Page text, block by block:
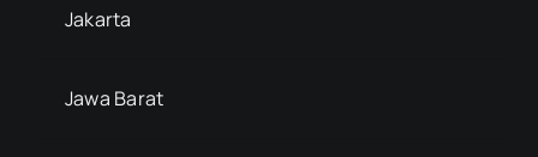
Jakarta
Jawa Barat